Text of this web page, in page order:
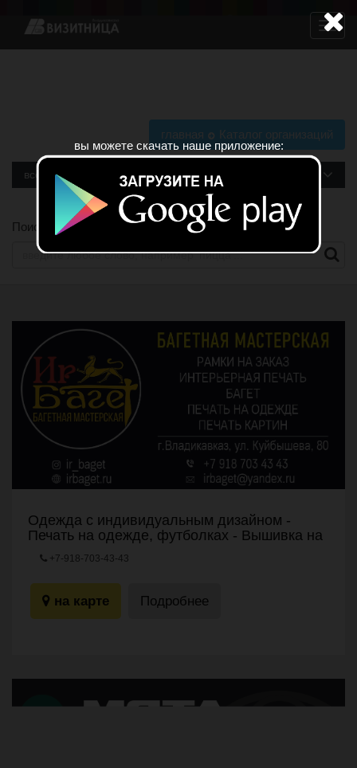
главная Каталог организаций
все рубрики
Поиск по сайту
Одежда с индивидуальным дизайном -
Печать на одежде, футболках - Вышивка на
одежде
+7-918-703-43-43
на карте Подробнее
вы можете скачать наше приложение: